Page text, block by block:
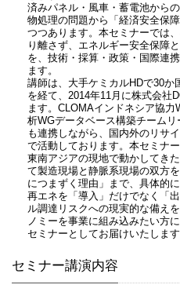
済みパネル・風車・蓄電池から
物処理の問題から「経済安全保
つつあります。本セミナーでは
り離さず、エネルギー安全保障
を、技術・採算・政策・国際連
ます。
講師は、大手ケミカルHDで30
を経て、2014年11月に株式会社
ます。CLOMAインドネシア協
析WGデータベース構築チーム
も連携しながら、国内外のリサ
で活動しております。本セミナ
東南アジアの現地で動かしてき
て製造現場と静脈系現場の双方
につまずく理由」まで、具体的
再エネを「導入」だけでなく「
ル調達リスクへの現実的な備え
ノミーを事業に組み込みたい方
セミナーとしてお届けいたします
セミナー講演内容